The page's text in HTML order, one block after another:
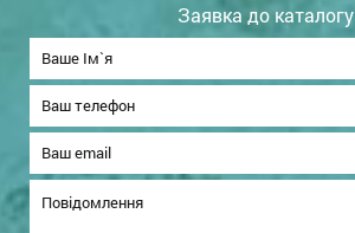
Заявка до каталогу